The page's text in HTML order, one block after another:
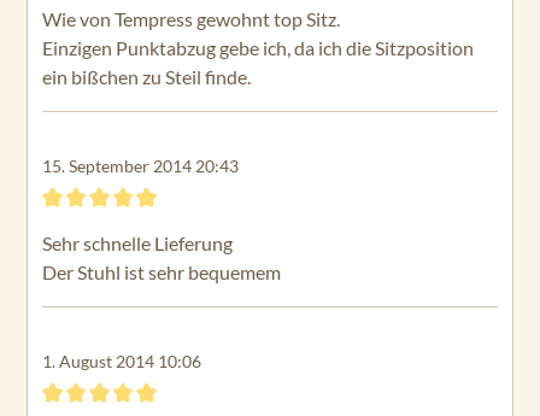
Wie von Tempress gewohnt top Sitz.
Einzigen Punktabzug gebe ich, da ich die Sitzposition
ein bißchen zu Steil finde.
15. September 2014 20:43
Sehr schnelle Lieferung
Der Stuhl ist sehr bequemem
1. August 2014 10:06